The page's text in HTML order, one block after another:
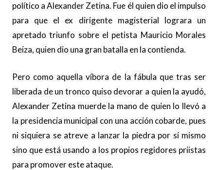
político a Alexander Zetina. Fue él quien dio el impulso
para que el ex dirigente magisterial lograra un
apretado triunfo sobre el petista Mauricio Morales
Beiza, quien dio una gran batalla en la contienda.
Pero como aquella víbora de la fábula que tras ser
liberada de un tronco quiso devorar a quien la ayudó,
Alexander Zetina muerde la mano de quien lo llevó a
la presidencia municipal con una acción cobarde, pues
ni siquiera se atreve a lanzar la piedra por sí mismo
sino que está usando a los propios regidores priistas
para promover este ataque.